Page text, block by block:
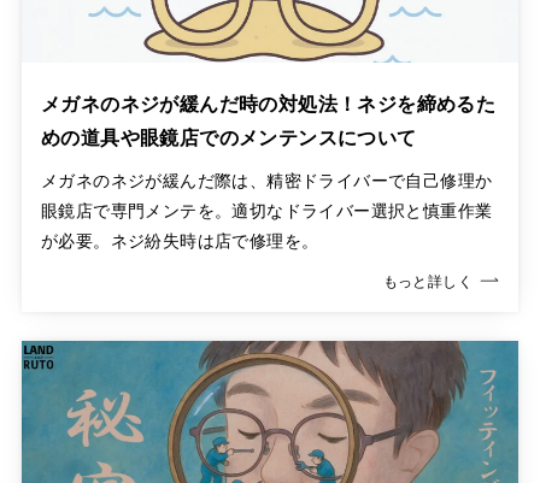
メガネのネジが緩んだ時の対処法！ネジを締めるた
めの道具や眼鏡店でのメンテンスについて
メガネのネジが緩んだ際は、精密ドライバーで自己修理か
眼鏡店で専門メンテを。適切なドライバー選択と慎重作業
が必要。ネジ紛失時は店で修理を。
もっと詳しく